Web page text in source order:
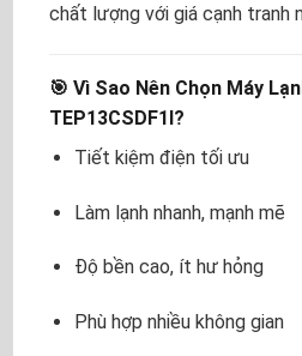
chất lượng với giá cạnh tranh
🎯 Vì Sao Nên Chọn Máy
TEP13CSDF1I?
Tiết kiệm điện tối ưu
Làm lạnh nhanh, mạnh mẽ
Độ bền cao, ít hư hỏng
Phù hợp nhiều không gian